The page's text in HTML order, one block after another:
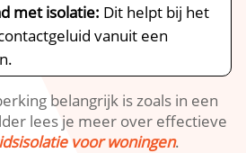
met isolatie: Dit helpt bij het
vanuit een
belangrijk is zoals in een
lees je meer over effectieve
voor woningen.​